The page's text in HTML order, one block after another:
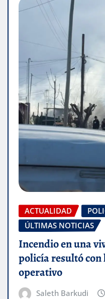
ACTUALIDAD
ÚLTIMAS NOTICIAS
Incendio en una
policía resultó con
operativo
Saleth Barkudi